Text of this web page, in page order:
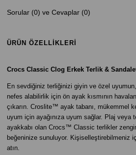
Sorular (0) ve Cevaplar (0)
ÜRÜN ÖZELLIKLERI
Crocs Classic Clog Erkek Terlik &
En sevdiğiniz terliğinizi giyin ve özel
nefes alabilirlik için ön ayak kısmının
çıkarın. Croslite™ ayak tabanı, mükemmel
uyum için ayağınıza uyum sağlar. Plaj veya
ayakkabı olan Crocs™ Classic terlikler
beğeninize sunuluyor. Kişiselleştirebilmeniz
atın.